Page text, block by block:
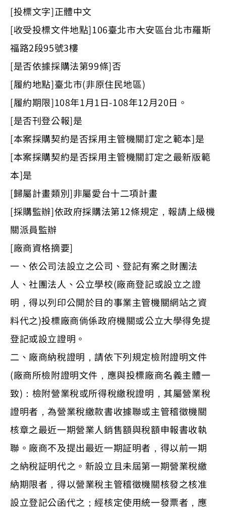
[投標文字]正體中文
[收受投標文件地點]106臺北市大安區台北市羅斯
福路2段95號3樓
[是否依據採購法第99條]否
[履約地點]臺北市(非原住民地區)
[履約期限]108年1月1日-108年12月20日。
[是否刊登公報]是
[本案採購契約是否採用主管機關訂定之範本]是
[本案採購契約是否採用主管機關訂定之最新版範
本]是
[歸屬計畫類別]非屬愛台十二項計畫
[採購監辦]依政府採購法第12條規定，報請上級機
關派員監辦
[廠商資格摘要]
一、依公司法設立之公司、登記有案之財團法
人、社團法人、公立學校(廠商登記或設立之證
明，得以列印公開於目的事業主管機關網站之資
料代之)投標廠商倘係政府機關或公立大學得免提
登記或設立證明。
二、廠商納稅證明，請依下列規定檢附證明文件
(廠商所檢附證明文件，應與投標廠商名義主體一
致)：檢附營業稅或所得稅繳稅證明，其屬營業稅
證明者，為營業稅繳款書收據聯或主管稽徵機關
核章之最近一期營業人銷售額與稅額申報書收執
聯。廠商不及提出最近一期証明者，得以前一期
之納稅証明代之。新設立且未屆第一期營業稅繳
納期限者，得以營業稅主管稽徵機關核發之核准
設立登記公函代之；經核定使用統一發票者，應